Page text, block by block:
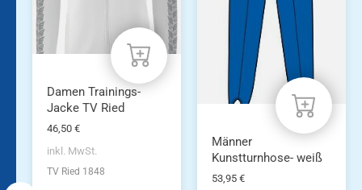
Optionen
können
auf
Produktseite
gewählt
werden
Damen Trainings-
Jacke TV Ried
46,50 €
inkl. MwSt.
TV Ried 1848
Optionen
können
Produktseite
gewählt
Männer
Kunstturnhose- weiß
53,95 €